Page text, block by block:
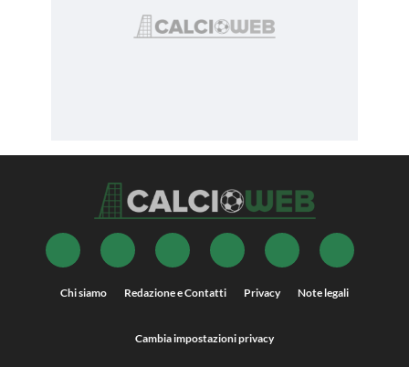
Chi siamo Redazione e Contatti Privacy Note legali
Cambia impostazioni privacy